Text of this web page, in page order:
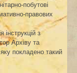
побутові
правових
з
Архіву та
покладено такий